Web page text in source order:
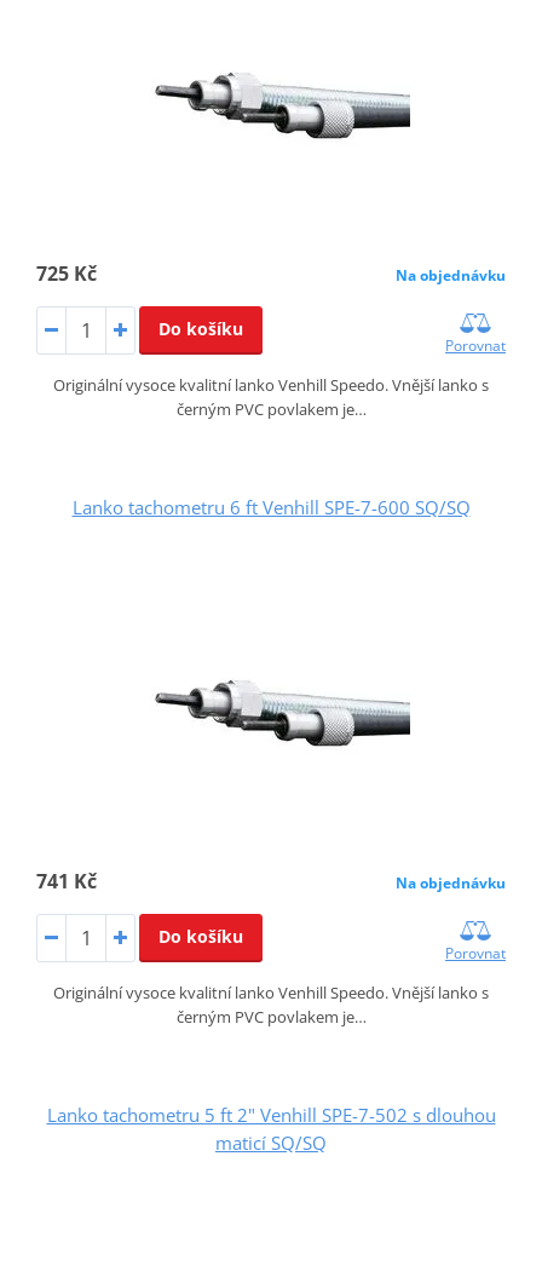
725 Kč Na objednávku
Do košíku
Porovnat
Originální vysoce kvalitní lanko Venhill Speedo. Vnější lanko s
černým PVC povlakem je…
Lanko tachometru 6 ft Venhill SPE-7-600 SQ/SQ
741 Kč Na objednávku
Do košíku
Porovnat
Originální vysoce kvalitní lanko Venhill Speedo. Vnější lanko s
černým PVC povlakem je…
Lanko tachometru 5 ft 2" Venhill SPE-7-502 s dlouhou
maticí SQ/SQ